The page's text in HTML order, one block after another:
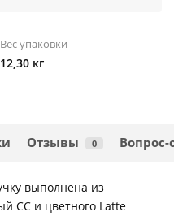
Вес упаковки
12,30 кг
Отзывы 0 Вопрос-
выполнена из
СС и цветного Latte